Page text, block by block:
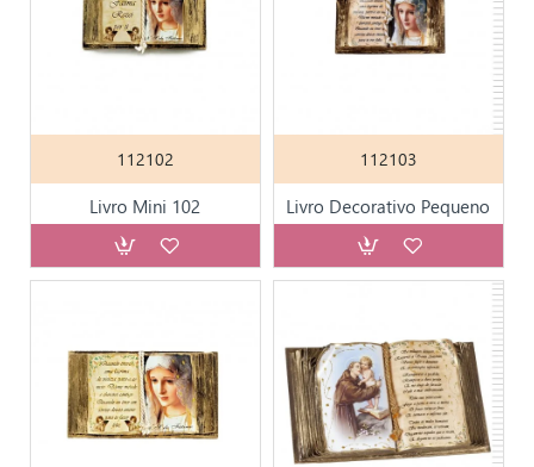
112102
Livro Mini 102
112103
Livro Decorativo Pequeno